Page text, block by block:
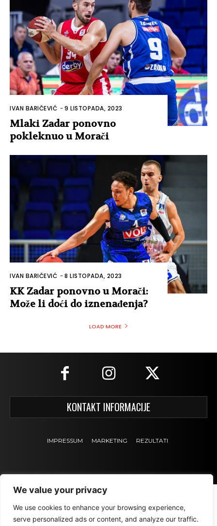
We value your privacy
We use cookies to enhance your browsing experience,
serve personalized ads or content, and analyze our traffic.
IVAN BARIČEVIĆ -9 LISTOPADA, 2023
Mlaki Zadar ponovno
pokleknuo u Morači
IVAN BARIČEVIĆ -8 LISTOPADA, 2023
KK Zadar ponovno u Morači:
Može li doći do iznenađenja?
LOAD MORE
KONTAKT INFORMACIJE
IMPRESSUM MARKETING REZULTATI